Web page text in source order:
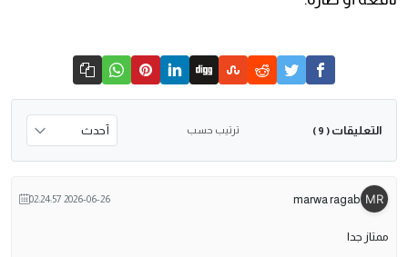
التعليقات ( 9 ) ترتيب حسب
marwa ragab
2026-06-26 02:24:57
ممتاز جدا